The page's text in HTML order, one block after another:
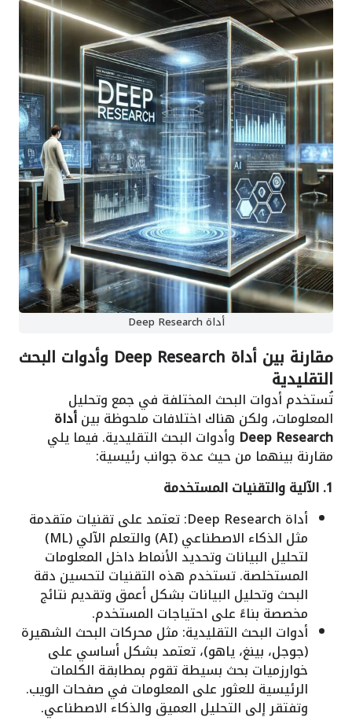
أداة Deep Research
مقارنة بين أداة Deep Research وأدوات البحث
التقليدية
تُستخدم أدوات البحث المختلفة في جمع وتحليل
المعلومات، ولكن هناك اختلافات ملحوظة بينأداة
Deep Research وأدوات البحث التقليدية. فيما يلي
مقارنة بينهما من حيث عدة جوانب رئيسية:
1. الآلية والتقنيات المستخدمة
أداة Deep Research: تعتمد على تقنيات متقدمة
مثل الذكاء الاصطناعي (AI) والتعلم الآلي (ML)
لتحليل البيانات وتحديد الأنماط داخل المعلومات
المستخلصة. تستخدم هذه التقنيات لتحسين دقة
البحث وتحليل البيانات بشكل أعمق وتقديم نتائج
مخصصة بناءً على احتياجات المستخدم.
أدوات البحث التقليدية: مثل محركات البحث الشهيرة
(جوجل، بينغ، ياهو)، تعتمد بشكل أساسي على
خوارزميات بحث بسيطة تقوم بمطابقة الكلمات
الرئيسية للعثور على المعلومات في صفحات الويب.
وتفتقر إلى التحليل العميق والذكاء الاصطناعي.